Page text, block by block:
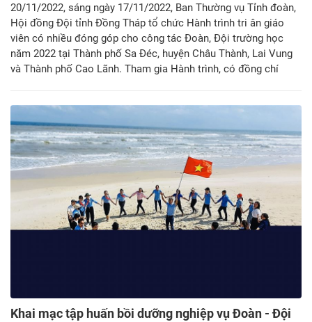
20/11/2022, sáng ngày 17/11/2022, Ban Thường vụ Tỉnh đoàn,
Hội đồng Đội tỉnh Đồng Tháp tổ chức Hành trình tri ân giáo
viên có nhiều đóng góp cho công tác Đoàn, Đội trường học
năm 2022 tại Thành phố Sa Đéc, huyện Châu Thành, Lai Vung
và Thành phố Cao Lãnh. Tham gia Hành trình, có đồng chí
Khai mạc tập huấn bồi dưỡng nghiệp vụ Đoàn - Đội